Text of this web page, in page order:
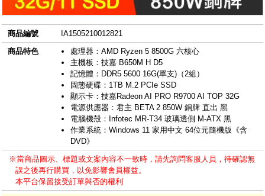
商品編號
IA1505210012821
商品特色
處理器：AMD Ryzen 5 8500G 六核心
主機板：技嘉 B650M H D5
記憶體：DDR5 5600 16G(單支)（2組）
固態硬碟：1TB M.2 PCIe SSD
顯示卡：技嘉Radeon AI PRO R9700 AI TOP 32G
電源供應器：君主 BETA 2 850W 銅牌 直出 黑
電腦機殼：Infotec MR-T34 玻璃透側 M-ATX 黑
作業系統：Windows 11 家用中文 64位元隨機版《含
DVD》
※當商品圖示、標題或文案內容不一致時，請先詢問客服人員，待確認無
誤之後再行購買，以免影響會員權益。
本平台保留接受訂單與否的權利